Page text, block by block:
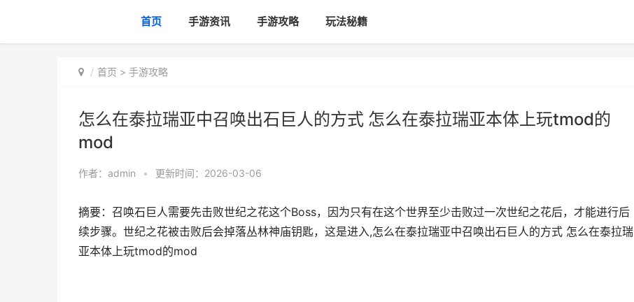
首页 手游资讯 手游攻略 玩法秘籍
首页 > 手游攻略
怎么在泰拉瑞亚中召唤出石巨人的方式 怎么在泰拉瑞亚本体上玩tmod的
mod
作者： admin • 更新时间：2026-03-06
摘要：召唤石巨人需要先击败世纪之花这个Boss，因为只有在这个世界至少击败过一次世纪之花后，才能进行后
续步骤。世纪之花被击败后会掉落丛林神庙钥匙，这是进入,怎么在泰拉瑞亚中召唤出石巨人的方式 怎么在泰拉瑞
亚本体上玩tmod的mod